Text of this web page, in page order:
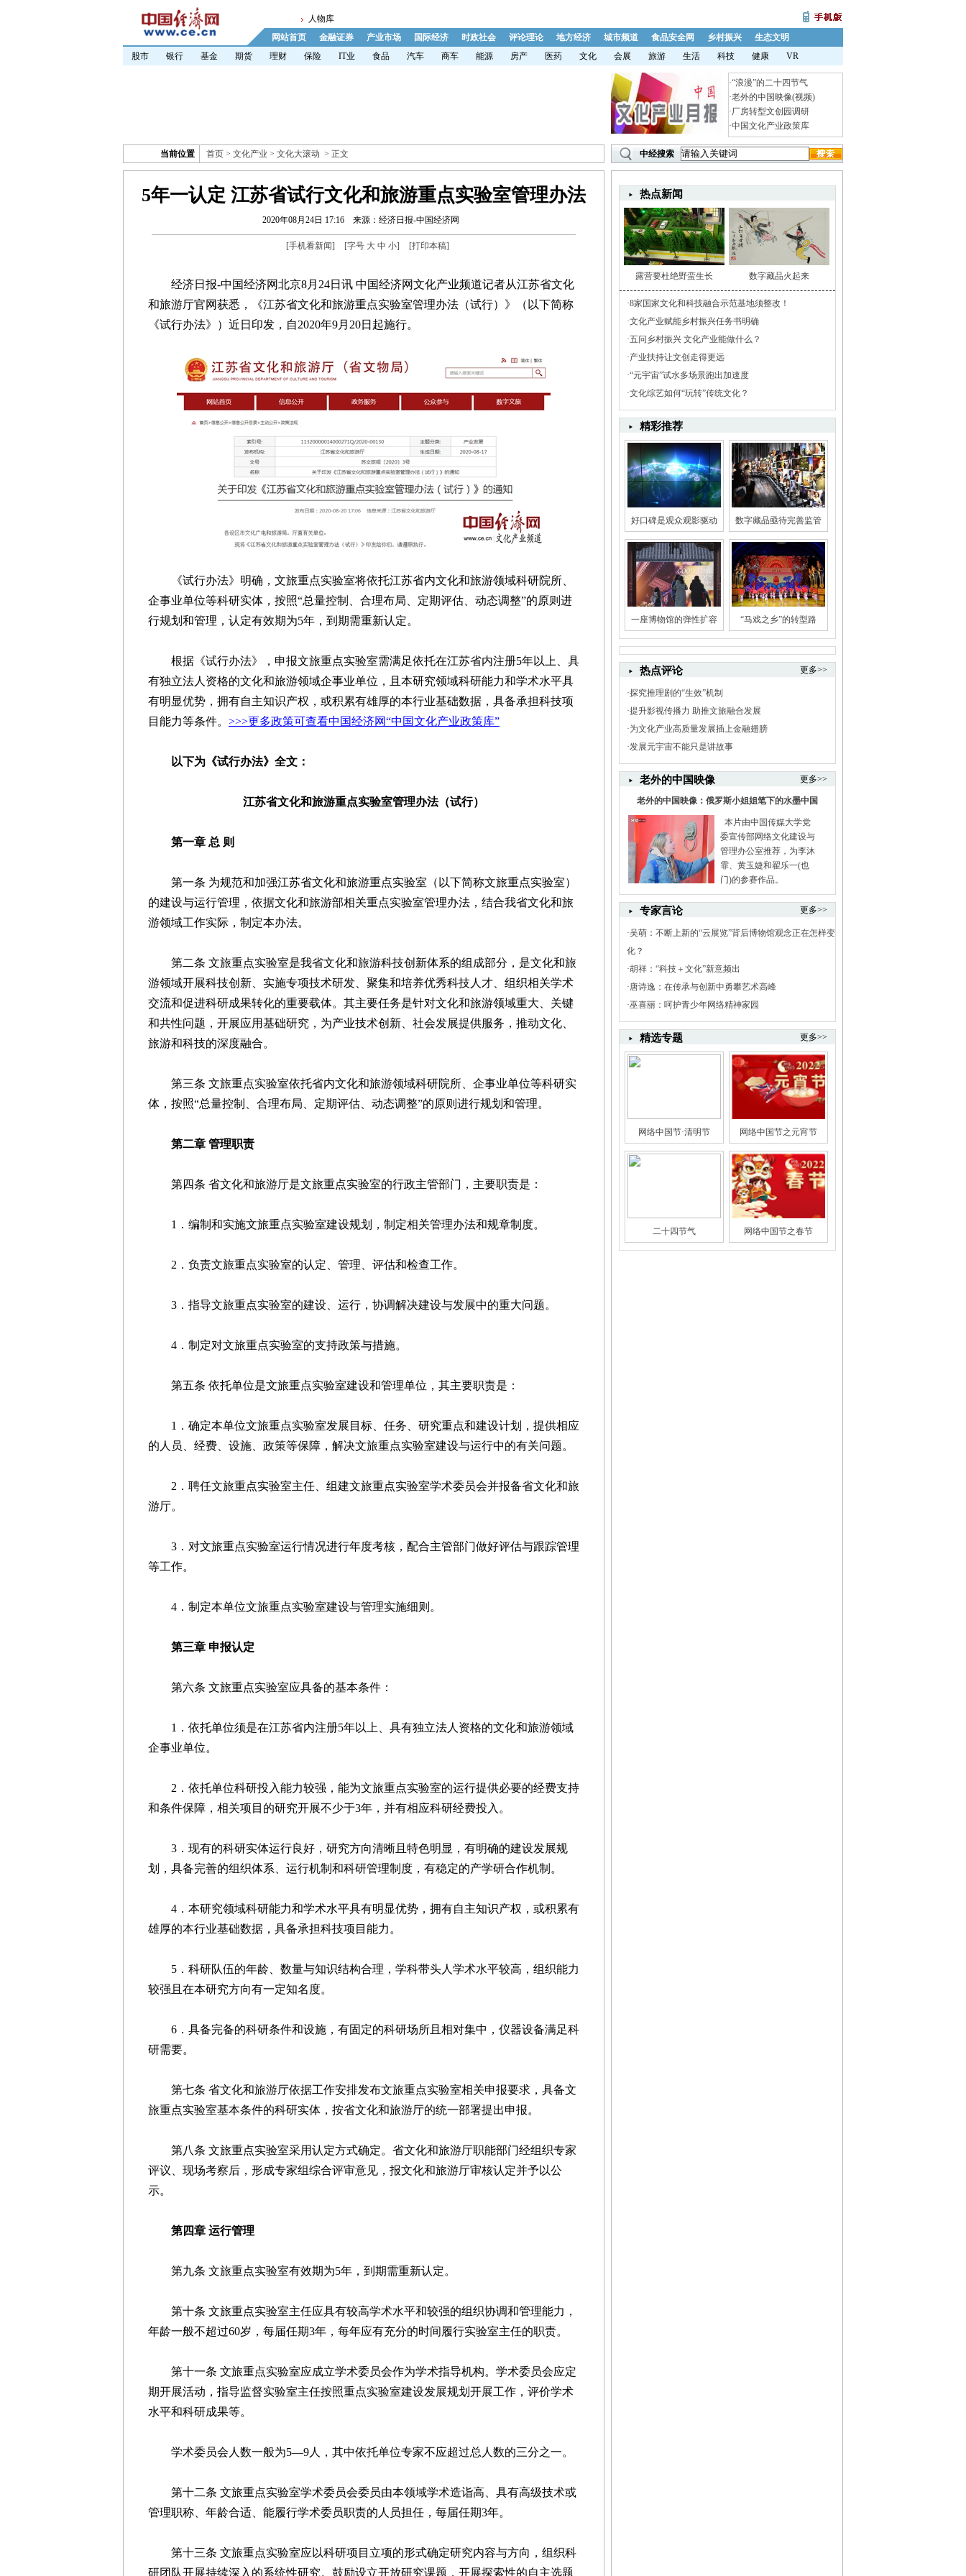
人物库
网站首页
金融证券 产业市场 国际经济 时政社会 评论理论 地方经济 城市频道 食品安全网 乡村振兴
生态文明
股市
银行 基金 期货 理财 保险 IT业 食品 汽车 商车 能源 房产 医药 文化 会展 旅游 生活 科技 健康 VR
·“浪漫”的二十四节气
·老外的中国映像(视频)
·厂房转型文创园调研
·中国文化产业政策库
当前位置 首页 > 文化产业 > 文化大滚动 > 正文 中经搜索
5年一认定 江苏省试行文化和旅游重点实验室管理办法
2020年08月24日 17:16 来源：经济日报-中国经济网
[手机看新闻] [字号 大 中 小] [打印本稿]
经济日报-中国经济网北京8月24日讯 中国经济网文化产业频道记者从江苏省文化
和旅游厅官网获悉，《江苏省文化和旅游重点实验室管理办法（试行）》（以下简称
《试行办法》）近日印发，自2020年9月20日起施行。
《试行办法》明确，文旅重点实验室将依托江苏省内文化和旅游领域科研院所、
企事业单位等科研实体，按照“总量控制、合理布局、定期评估、动态调整”的原则进
行规划和管理，认定有效期为5年，到期需重新认定。
根据《试行办法》，申报文旅重点实验室需满足依托在江苏省内注册5年以上、具
有独立法人资格的文化和旅游领域企事业单位，且本研究领域科研能力和学术水平具
有明显优势，拥有自主知识产权，或积累有雄厚的本行业基础数据，具备承担科技项
目能力等条件。 >>>更多政策可查看中国经济网“中国文化产业政策库”
以下为《试行办法》全文：
江苏省文化和旅游重点实验室管理办法（试行）
第一章 总 则
第一条 为规范和加强江苏省文化和旅游重点实验室（以下简称文旅重点实验室）
的建设与运行管理，依据文化和旅游部相关重点实验室管理办法，结合我省文化和旅
游领域工作实际，制定本办法。
第二条 文旅重点实验室是我省文化和旅游科技创新体系的组成部分，是文化和旅
游领域开展科技创新、实施专项技术研发、聚集和培养优秀科技人才、组织相关学术
交流和促进科研成果转化的重要载体。其主要任务是针对文化和旅游领域重大、关键
和共性问题，开展应用基础研究，为产业技术创新、社会发展提供服务，推动文化、
旅游和科技的深度融合。
第三条 文旅重点实验室依托省内文化和旅游领域科研院所、企事业单位等科研实
体，按照“总量控制、合理布局、定期评估、动态调整”的原则进行规划和管理。
第二章 管理职责
第四条 省文化和旅游厅是文旅重点实验室的行政主管部门，主要职责是：
1．编制和实施文旅重点实验室建设规划，制定相关管理办法和规章制度。
2．负责文旅重点实验室的认定、管理、评估和检查工作。
3．指导文旅重点实验室的建设、运行，协调解决建设与发展中的重大问题。
4．制定对文旅重点实验室的支持政策与措施。
第五条 依托单位是文旅重点实验室建设和管理单位，其主要职责是：
1．确定本单位文旅重点实验室发展目标、任务、研究重点和建设计划，提供相应
的人员、经费、设施、政策等保障，解决文旅重点实验室建设与运行中的有关问题。
2．聘任文旅重点实验室主任、组建文旅重点实验室学术委员会并报备省文化和旅
游厅。
3．对文旅重点实验室运行情况进行年度考核，配合主管部门做好评估与跟踪管理
等工作。
4．制定本单位文旅重点实验室建设与管理实施细则。
第三章 申报认定
第六条 文旅重点实验室应具备的基本条件：
1．依托单位须是在江苏省内注册5年以上、具有独立法人资格的文化和旅游领域
企事业单位。
2．依托单位科研投入能力较强，能为文旅重点实验室的运行提供必要的经费支持
和条件保障，相关项目的研究开展不少于3年，并有相应科研经费投入。
3．现有的科研实体运行良好，研究方向清晰且特色明显，有明确的建设发展规
划，具备完善的组织体系、运行机制和科研管理制度，有稳定的产学研合作机制。
4．本研究领域科研能力和学术水平具有明显优势，拥有自主知识产权，或积累有
雄厚的本行业基础数据，具备承担科技项目能力。
5．科研队伍的年龄、数量与知识结构合理，学科带头人学术水平较高，组织能力
较强且在本研究方向有一定知名度。
6．具备完备的科研条件和设施，有固定的科研场所且相对集中，仪器设备满足科
研需要。
第七条 省文化和旅游厅依据工作安排发布文旅重点实验室相关申报要求，具备文
旅重点实验室基本条件的科研实体，按省文化和旅游厅的统一部署提出申报。
第八条 文旅重点实验室采用认定方式确定。省文化和旅游厅职能部门经组织专家
评议、现场考察后，形成专家组综合评审意见，报文化和旅游厅审核认定并予以公
示。
第四章 运行管理
第九条 文旅重点实验室有效期为5年，到期需重新认定。
第十条 文旅重点实验室主任应具有较高学术水平和较强的组织协调和管理能力，
年龄一般不超过60岁，每届任期3年，每年应有充分的时间履行实验室主任的职责。
第十一条 文旅重点实验室应成立学术委员会作为学术指导机构。学术委员会应定
期开展活动，指导监督实验室主任按照重点实验室建设发展规划开展工作，评价学术
水平和科研成果等。
学术委员会人数一般为5—9人，其中依托单位专家不应超过总人数的三分之一。
第十二条 文旅重点实验室学术委员会委员由本领域学术造诣高、具有高级技术或
管理职称、年龄合适、能履行学术委员职责的人员担任，每届任期3年。
第十三条 文旅重点实验室应以科研项目立项的形式确定研究内容与方向，组织科
研团队开展持续深入的系统性研究。鼓励设立开放研究课题，开展探索性的自主选题
热点新闻
露营要杜绝野蛮生长 数字藏品火起来
·8家国家文化和科技融合示范基地须整改！
·文化产业赋能乡村振兴任务书明确
·五问乡村振兴 文化产业能做什么？
·产业扶持让文创走得更远
·“元宇宙”试水多场景跑出加速度
·文化综艺如何“玩转”传统文化？
精彩推荐
好口碑是观众观影驱动 数字藏品亟待完善监管
一座博物馆的弹性扩容 “马戏之乡”的转型路
热点评论 更多>>
·探究推理剧的“生效”机制
·提升影视传播力 助推文旅融合发展
·为文化产业高质量发展插上金融翅膀
·发展元宇宙不能只是讲故事
老外的中国映像 更多>>
老外的中国映像：俄罗斯小姐姐笔下的水墨中国
本片由中国传媒大学党
委宣传部网络文化建设与
管理办公室推荐，为李沐
霏、黄玉婕和翟乐一(也
门)的参赛作品。
专家言论 更多>>
·吴萌：不断上新的“云展览”背后博物馆观念正在怎样变
化？
·胡祥：“科技＋文化”新意频出
·唐诗逸：在传承与创新中勇攀艺术高峰
·巫喜丽：呵护青少年网络精神家园
精选专题 更多>>
网络中国节·清明节 网络中国节之元宵节
二十四节气 网络中国节之春节